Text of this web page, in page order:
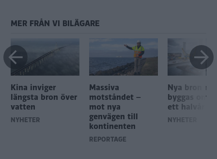
MER FRÅN VI BILÄGARE
Kina inviger
längsta bron över
vatten
NYHETER
Massiva
motståndet –
mot nya
genvägen till
kontinenten
REPORTAGE
Nya bron
byggas om
ett halvår
NYHETER